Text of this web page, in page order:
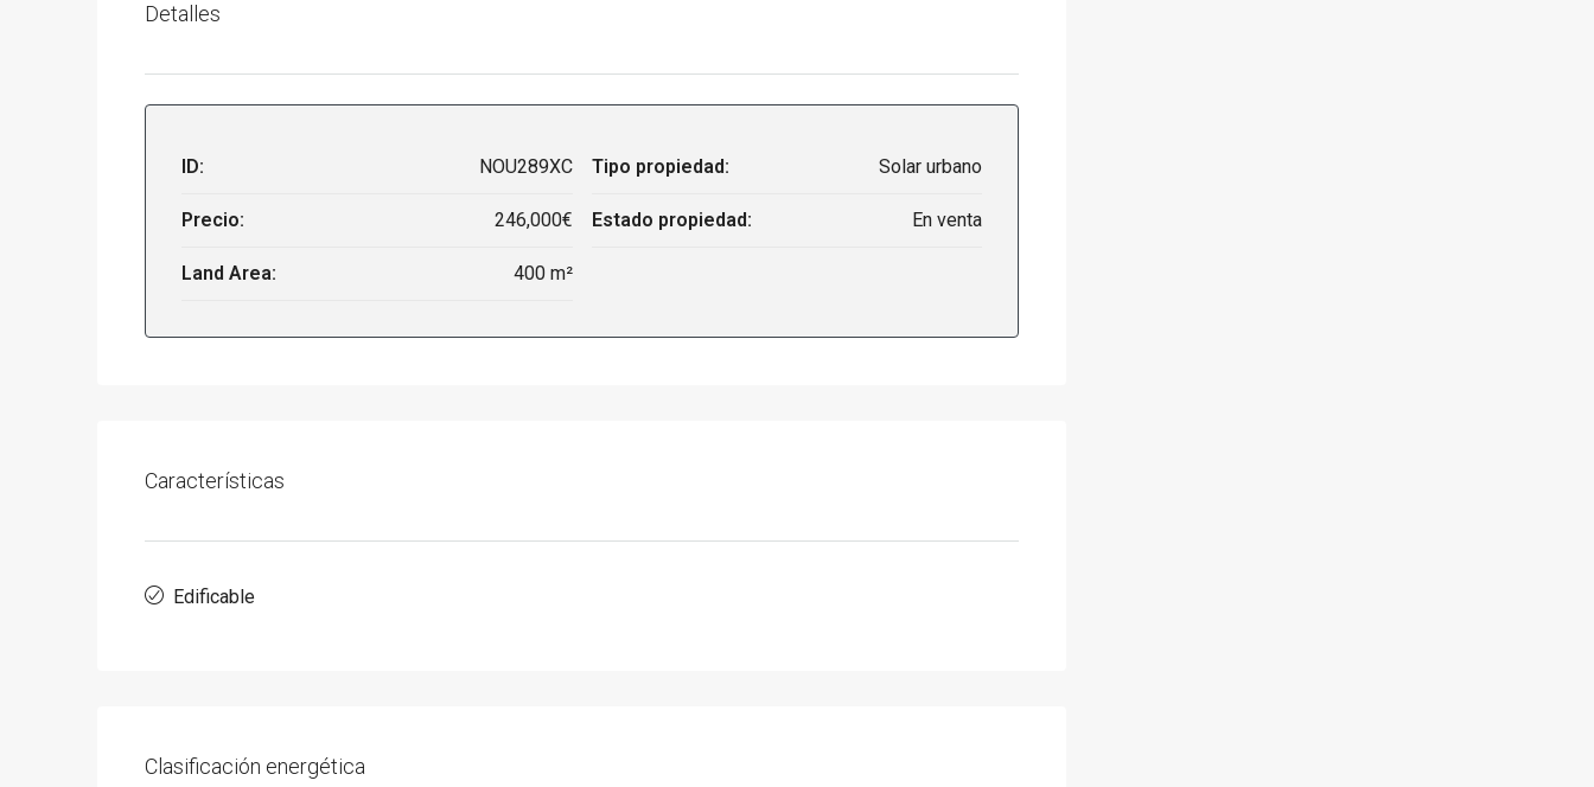
Detalles
ID: NOU289XC
Precio: 246,000€
Land Area: 400 m²
Tipo propiedad: Solar urbano
Estado propiedad: En venta
Características
Edificable
Clasificación energética